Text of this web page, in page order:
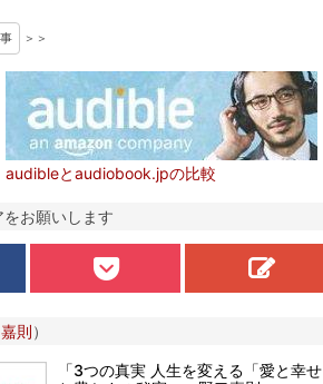
＞＞
audibleとaudiobook.jpの比較
お願いします
則）
「3つの真実 人生を変える「愛と幸せ